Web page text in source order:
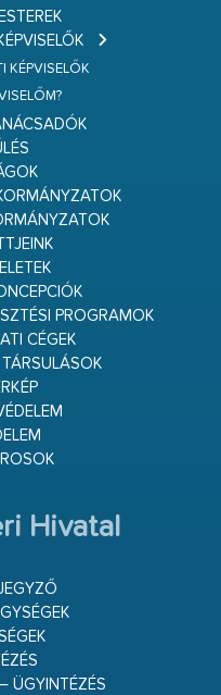
KÉPVISELŐK
PROGRAMOK
CÉGEK
Hivatal
ÜGYINTÉZÉS